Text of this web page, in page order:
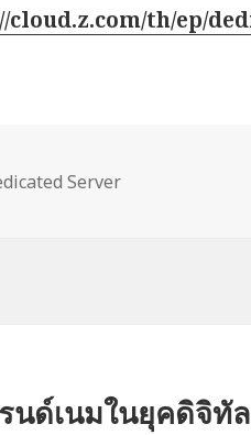
cloud.z.com/th/ep/
Server
นด์เนมในยุคดิจิทั